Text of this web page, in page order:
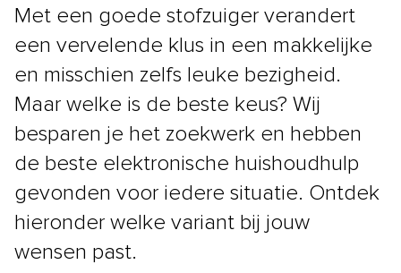
Met een goede stofzuiger verandert
een vervelende klus in een makkelijke
en misschien zelfs leuke bezigheid.
Maar welke is de beste keus? Wij
besparen je het zoekwerk en hebben
de beste elektronische huishoudhulp
gevonden voor iedere situatie. Ontdek
hieronder welke variant bij jouw
wensen past.